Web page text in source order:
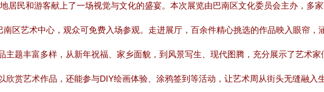
居民和游客献上了一场视觉与文化的盛宴。本次展览由巴南区文化委员会主办，多
区艺术中心，观众可免费入场参观。走进展厅，百余件精心挑选的作品映入眼帘
主题丰富多样，从新年祝福、家乡面貌，到风景写生、现代图腾，充分展示了艺术
赏艺术作品，还能参与DIY绘画体验、涂鸦签到等活动，让艺术周从街头无缝融